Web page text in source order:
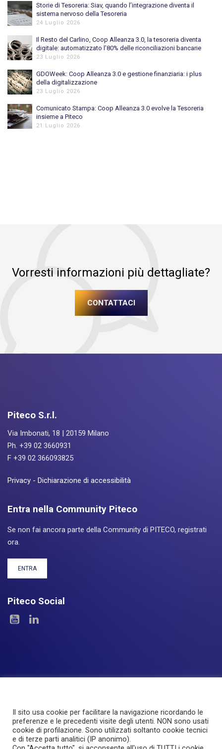
Storie di Tesoreria: Siav, quando l’integrazione diventa il
sistema nervoso della Tesoreria
24 Luglio 2026
Il Resto del Carlino, Coop Alleanza 3.0, la tesoreria diventa
digitale: automatizzato l’80% delle riconciliazioni bancarie
23 Luglio 2026
GDOWeek: Coop Alleanza 3.0 e gestione finanziaria: i plus
della digitalizzazione
23 Luglio 2026
Comunicato Stampa: Coop Alleanza 3.0 evolve la Tesoreria
insieme a Piteco
21 Luglio 2026
Vorresti informazioni più dettagliate?
CONTATTACI
Piteco S.r.l.
Via Imbonati, 18 | 20159 Milano
Ph. +39 02 3660931
F +39 02 366093825
Privacy - Dichiarazione di accessibilità
Entra nella Community Piteco
Se non fai ancora parte della Community di PITECO, registrati
ora.
ENTRA
Piteco Social
Le Aree I Prodotti Experience
Servizi
Investor Relations
About Piteco Newsroom
Il sito usa cookie per facilitare la navigazione ricordando le
preferenze e le precedenti visite degli utenti. NON sono usati
cookie di profilazione. Sono utilizzati soltanto cookie tecnici
e di terze parti analitici (IP anonimo).